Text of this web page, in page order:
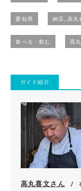
愛知県 納豆_高丸
食べる・飲む 高
ガイド紹介
高丸喜文さん / 有